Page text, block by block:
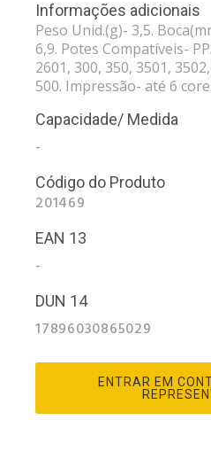
Informações adicionais
Peso Unid.(g)- 3,5.
6,9. Potes Compatíveis-
2601, 300, 350, 3501,
500. Impressão- até 6
Capacidade/ Medida
-
Código do Produto
201469
EAN 13
-
DUN 14
17896030865029
ENTRAR EM